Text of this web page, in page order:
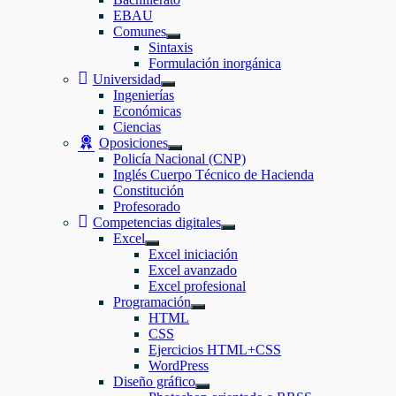
EBAU
Comunes
Mostrar
el
submenú
Sintaxis
Formulación inorgánica
Universidad
Mostrar
el
submenú
Ingenierías
Económicas
Ciencias
Oposiciones
Mostrar
el
submenú
Policía Nacional (CNP)
Inglés Cuerpo Técnico de Hacienda
Constitución
Profesorado
Competencias digitales
Mostrar
el
submenú
Excel
Mostrar
el
submenú
Excel iniciación
Excel avanzado
Excel profesional
Programación
Mostrar
HTML
CSS
Ejercicios HTML+CSS
WordPress
Diseño gráfico
Mostrar